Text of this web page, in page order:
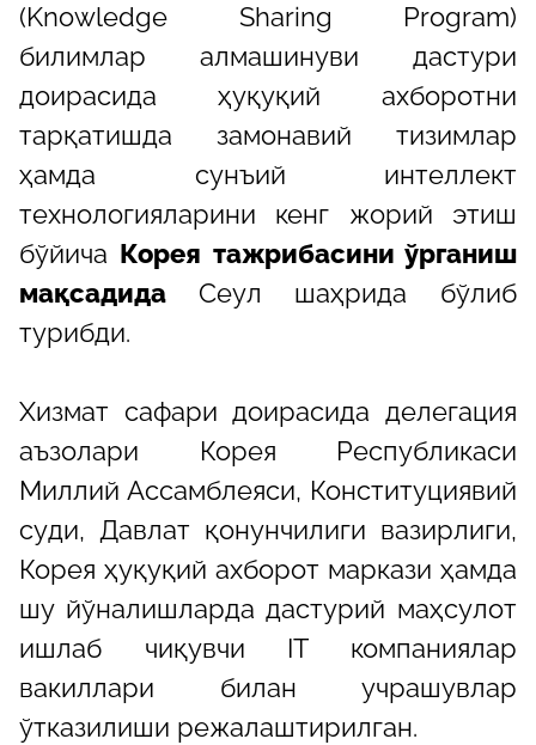
(Knowledge Sharing Program)
билимлар алмашинуви дастури
доирасида ҳуқуқий ахборотни
тарқатишда замонавий тизимлар
ҳамда сунъий интеллект
технологияларини кенг жорий этиш
бўйича Корея тажрибасини ўрганиш
мақсадида Сеул шаҳрида бўлиб
турибди.
Хизмат сафари доирасида делегация
аъзолари Корея Республикаси
Миллий Ассамблеяси, Конституциявий
суди, Давлат қонунчилиги вазирлиги,
Корея ҳуқуқий ахборот маркази ҳамда
шу йўналишларда дастурий маҳсулот
ишлаб чиқувчи IT компаниялар
вакиллари билан учрашувлар
ўтказилиши режалаштирилган.